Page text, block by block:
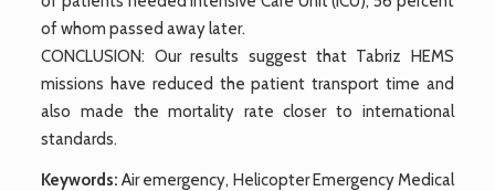
of whom passed away later.
CONCLUSION: Our results suggest that Tabriz HEMS
missions have reduced the patient transport time and
also made the mortality rate closer to international
standards.
Keywords: Air emergency, Helicopter Emergency Medical